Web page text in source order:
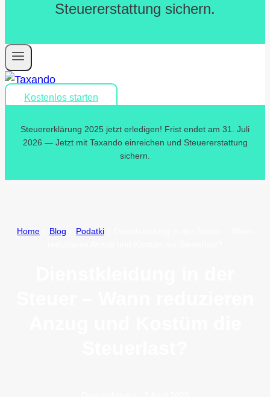
Steuererstattung sichern.
Kostenlos starten
Steuererklärung 2025 jetzt erledigen! Frist endet am 31. Juli
2026 — Jetzt mit Taxando einreichen und Steuererstattung
sichern.
Home Blog Podatki